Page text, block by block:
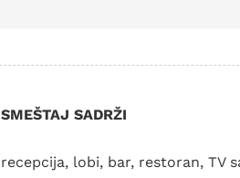
SMEŠTAJ SADRŽI
recepcija, lobi, bar, restoran, TV